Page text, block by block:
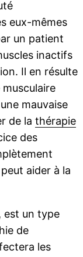
eux-mêmes
un patient
inactifs
Il en résulte
mauvaise
de la thérapie
des
peut aider à la
est un type
de
les